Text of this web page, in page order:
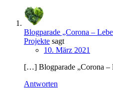
Blogparade „Corona –
Projekte sagt
10. März 2021
[…] Blogparade „Corona
Antworten